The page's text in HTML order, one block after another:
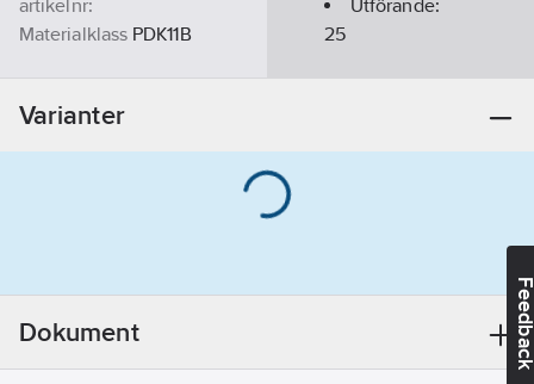
artikelnr:
Materialklass PDK11B
Utförande:
25
Bly
Informationsplikt:
Varianter
Dokument